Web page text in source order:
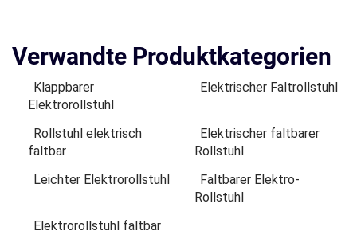
Verwandte Produktkategorien
Klappbarer
Elektrorollstuhl
Elektrischer Faltrollstuhl
Rollstuhl elektrisch
faltbar
Elektrischer faltbarer
Rollstuhl
Leichter Elektrorollstuhl
Faltbarer Elektro-
Rollstuhl
Elektrorollstuhl faltbar